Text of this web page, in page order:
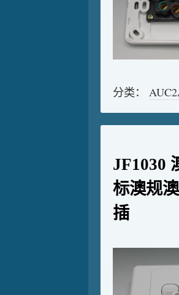
分类：
JF1030
标澳规
插